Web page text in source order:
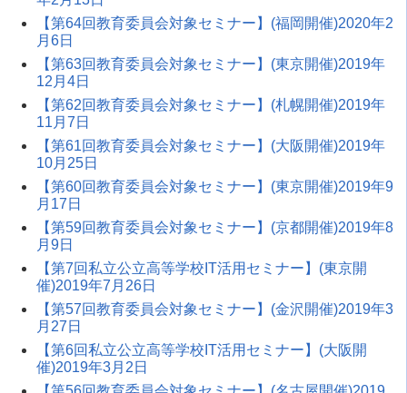
【第64回教育委員会対象セミナー】(福岡開催)2020年2
月6日
【第63回教育委員会対象セミナー】(東京開催)2019年
12月4日
【第62回教育委員会対象セミナー】(札幌開催)2019年
11月7日
【第61回教育委員会対象セミナー】(大阪開催)2019年
10月25日
【第60回教育委員会対象セミナー】(東京開催)2019年9
月17日
【第59回教育委員会対象セミナー】(京都開催)2019年8
月9日
【第7回私立公立高等学校IT活用セミナー】(東京開
催)2019年7月26日
【第57回教育委員会対象セミナー】(金沢開催)2019年3
月27日
【第6回私立公立高等学校IT活用セミナー】(大阪開
催)2019年3月2日